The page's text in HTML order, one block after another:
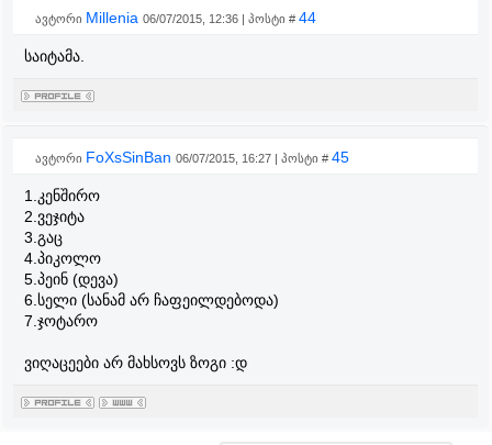
ავტორი Millenia 06/07/2015, 12:36 | პოსტი # 44
საიტამა.
ავტორი FoXsSinBan 06/07/2015, 16:27 | პოსტი # 45
1.კენშირო
2.ვეჯიტა
3.გაც
4.პიკოლო
5.პეინ (დევა)
6.სელი (სანამ არ ჩაფეილდებოდა)
7.ჯოტარო
ვიღაცეები არ მახსოვს ზოგი :დ